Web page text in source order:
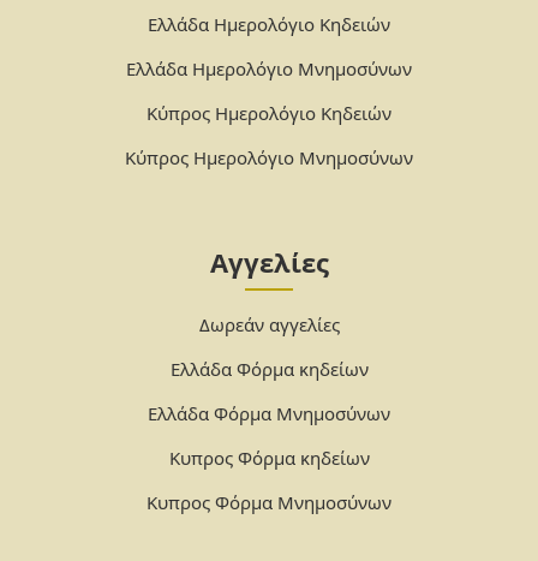
Ελλάδα Ημερολόγιο Κηδειών
Ελλάδα Ημερολόγιο Μνημοσύνων
Κύπρος Ημερολόγιο Κηδειών
Κύπρος Ημερολόγιο Μνημοσύνων
Αγγελίες
Δωρεάν αγγελίες
Ελλάδα Φόρμα κηδείων
Ελλάδα Φόρμα Μνημοσύνων
Κυπρος Φόρμα κηδείων
Κυπρος Φόρμα Μνημοσύνων